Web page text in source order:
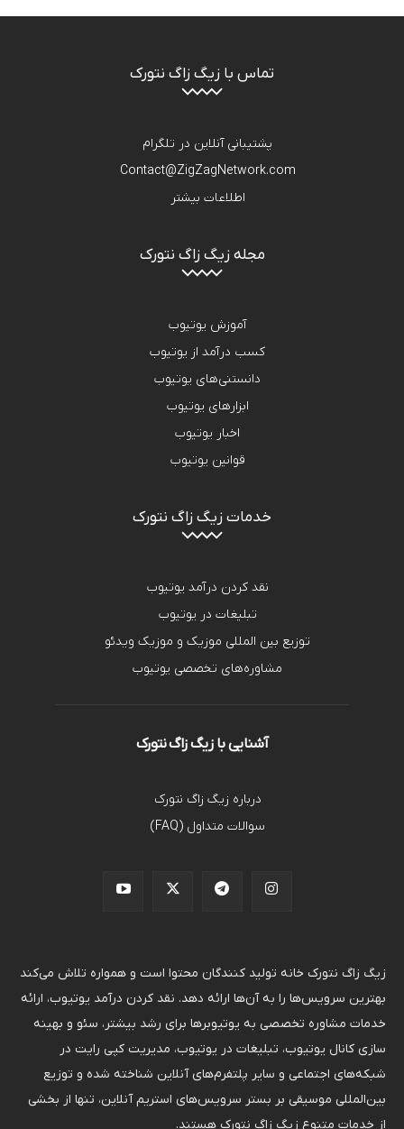
تماس با زیگ زاگ نتورک
پشتیبانی آنلاین در تلگرام
Contact@ZigZagNetwork.com
اطلاعات بیشتر
مجله زیگ زاگ نتورک
آموزش یوتیوب
کسب درآمد از یوتیوب
دانستنی‌های یوتیوب
ابزارهای یوتیوب
اخبار یوتیوب
قوانین یوتیوب
خدمات زیگ زاگ نتورک
نقد کردن درآمد یوتیوب
تبلیغات در یوتیوب
توزیع بین المللی موزیک و موزیک ویدئو
مشاوره‌های تخصصی یوتیوب
آشنایی با زیگ زاگ نتورک
درباره زیگ زاگ نتورک
سوالات متداول (FAQ)
زیگ زاگ نتورک خانه تولید کنندگان محتوا است و همواره تلاش می‌کند
بهترین سرویس‌ها را به آن‌ها ارائه دهد. نقد کردن درآمد یوتیوب، ارائه
خدمات مشاوره تخصصی به یوتیوبرها برای رشد بیشتر، سئو و بهینه
سازی کانال یوتیوب، تبلیغات در یوتیوب، مدیریت کپی رایت در
شبکه‌های اجتماعی و سایر پلتفرم‌های آنلاین شناخته شده و توزیع
بین‌المللی موسیقی بر بستر سرویس‌های استریم آنلاین، تنها از بخشی
از خدمات متنوع زیگ زاگ نتورک هستند.